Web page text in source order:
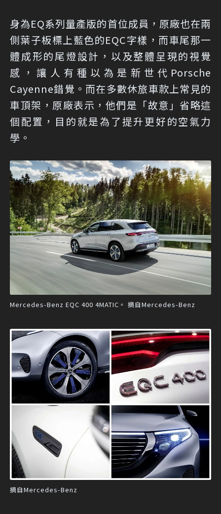
身為EQ系列量產版的首位成員，原廠也在兩
側葉子板標上藍色的EQC字樣，而車尾那一
體成形的尾燈設計，以及整體呈現的視覺
感，讓人有種以為是新世代Porsche
Cayenne錯覺。而在多數休旅車款上常見的
車頂架，原廠表示，他們是「故意」省略這
個配置，目的就是為了提升更好的空氣力
學。
Mercedes-Benz EQC 400 4MATIC。 摘自Mercedes-Benz
摘自Mercedes-Benz